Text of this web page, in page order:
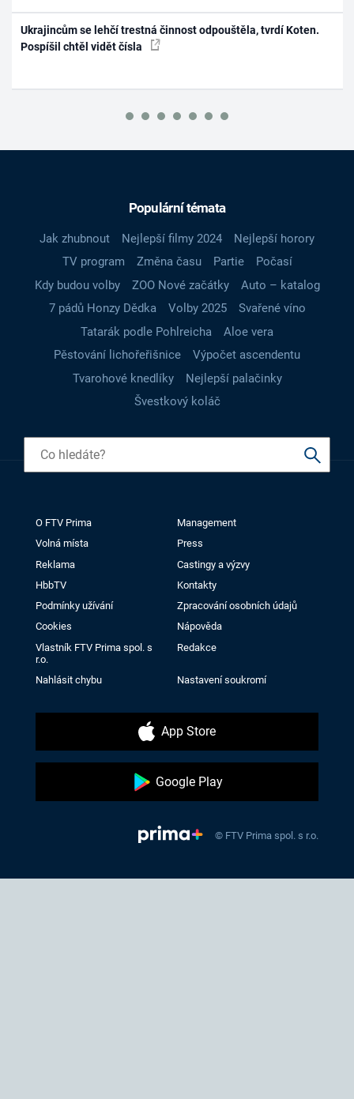
Ukrajincům se lehčí trestná činnost odpouštěla, tvrdí Koten.
Pospíšil chtěl vidět čísla
Populární témata
Jak zhubnout Nejlepší filmy 2024
Nejlepší horory
TV program
Změna času Partie
Počasí
Kdy budou volby
ZOO Nové začátky
Auto – katalog
7 pádů Honzy Dědka
Volby 2025
Svařené víno
Tatarák podle Pohlreicha
Aloe vera
Pěstování lichořeřišnice
Výpočet ascendentu
Tvarohové knedlíky
Nejlepší palačinky
Švestkový koláč
O FTV Prima
Management
Volná místa
Press
Reklama
Castingy a výzvy
HbbTV
Kontakty
Podmínky užívání
Zpracování osobních údajů
Cookies
Nápověda
Vlastník FTV Prima spol. s
r.o.
Redakce
Nahlásit chybu Nastavení soukromí
App Store
Google Play
© FTV Prima spol. s r.o.